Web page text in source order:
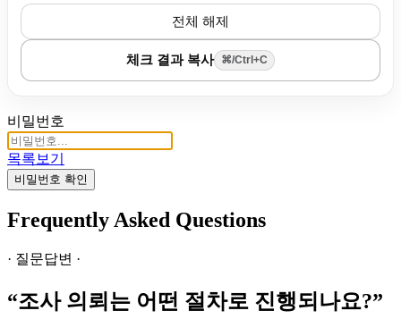
전체 해제
체크 결과 복사 ⌘/Ctrl+C
비밀번호
목록보기
비밀번호 확인
Frequently Asked Questions
· 질문답변 ·
“조사 의뢰는 어떤 절차로 진행되나요?”